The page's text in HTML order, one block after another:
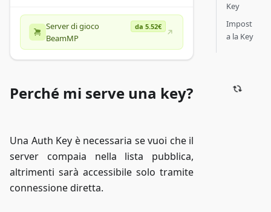
Server di gioco
BeamMP
da 5.52€
Perché mi serve una key?
Una Auth Key è necessaria se vuoi che il
server compaia nella lista pubblica,
altrimenti sarà accessibile solo tramite
connessione diretta.
Key
Impost
a la Key